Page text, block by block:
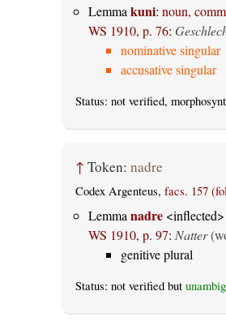
Lemma kuni: noun,
WS 1910, p. 76:
nominative singular
accusative singular
Status: not verified,
↑ Token: nadre
Codex Argenteus, facs. 157
Lemma nadre<inflected>
WS 1910, p. 97: Natter
genitive plural
Status: not verified but